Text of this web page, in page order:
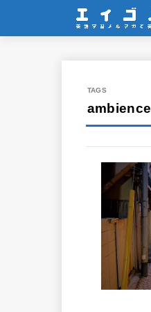
ambience